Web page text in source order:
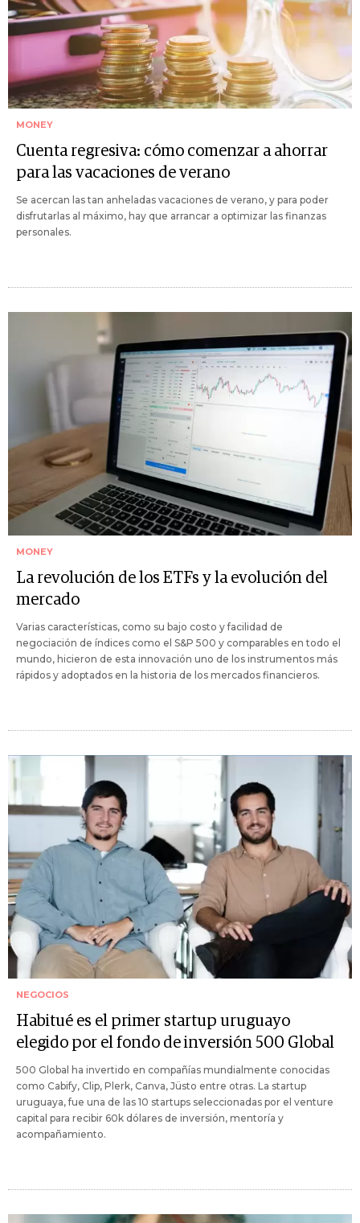
MONEY
Cuenta regresiva: cómo comenzar a ahorrar
para las vacaciones de verano
Se acercan las tan anheladas vacaciones de verano, y para poder
disfrutarlas al máximo, hay que arrancar a optimizar las finanzas
personales.
MONEY
La revolución de los ETFs y la evolución del
mercado
Varias características, como su bajo costo y facilidad de
negociación de índices como el S&P 500 y comparables en todo el
mundo, hicieron de esta innovación uno de los instrumentos más
rápidos y adoptados en la historia de los mercados financieros.
NEGOCIOS
Habitué es el primer startup uruguayo
elegido por el fondo de inversión 500 Global
500 Global ha invertido en compañías mundialmente conocidas
como Cabify, Clip, Plerk, Canva, Jüsto entre otras. La startup
uruguaya, fue una de las 10 startups seleccionadas por el venture
capital para recibir 60k dólares de inversión, mentoría y
acompañamiento.